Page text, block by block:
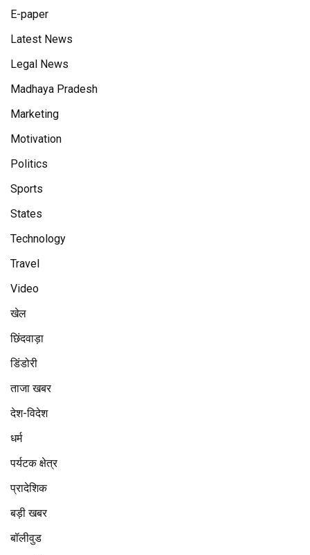
E-paper
Latest News
Legal News
Madhaya Pradesh
Marketing
Motivation
Politics
Sports
States
Technology
Travel
Video
खेल
छिंदवाड़ा
डिंडोरी
ताजा खबर
देश-विदेश
धर्म
पर्यटक क्षेत्र
प्रादेशिक
बड़ी खबर
बॉलीवुड